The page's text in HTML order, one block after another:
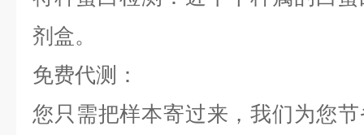
剂盒。
免费代测：
您只需把样本寄过来，我们为您